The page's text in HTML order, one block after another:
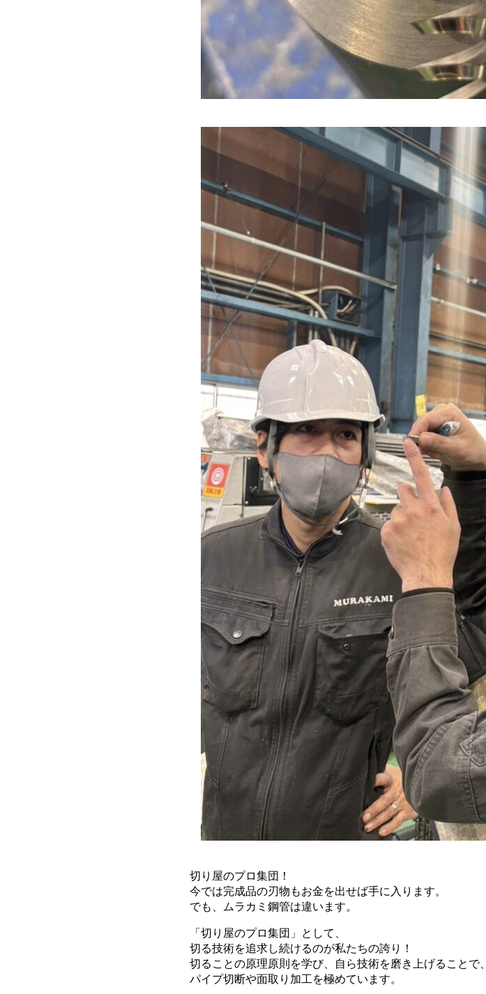
切り屋のプロ集団！
今では完成品の刃物もお金を出せば手に入ります。
でも、ムラカミ鋼管は違います。
「切り屋のプロ集団」として、
切る技術を追求し続けるのが私たちの誇り！
切ることの原理原則を学び、自ら技術を磨き上げることで、
パイプ切断や面取り加工を極めています。